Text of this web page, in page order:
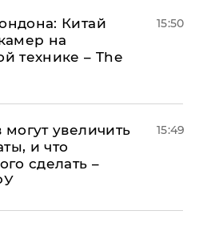
Китай
на
технике – The
15:50
увеличить
и что
сделать –
15:49